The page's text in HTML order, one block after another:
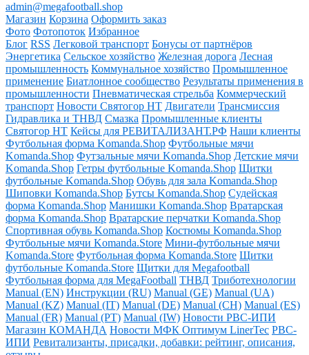
admin@megafootball.shop
Магазин Корзина Оформить заказ
Фото Фотопоток Избранное
Блог RSS Легковой транспорт Бонусы от партнёров
Энергетика Сельское хозяйство Железная дорога Лесная
промышленность Коммунальное хозяйство Промышленное
применение Биатлонное сообщество Результаты применения в
промышленности Пневматическая стрельба Коммерческий
транспорт Новости Святогор НТ Двигатели Трансмиссия
Гидравлика и ТНВД Смазка Промышленные клиенты
Святогор НТ Кейсы для РЕВИТАЛИЗАНТ.РФ Наши клиенты
Футбольная форма Komanda.Shop Футбольные мячи
Komanda.Shop Футзальные мячи Komanda.Shop Детские мячи
Komanda.Shop Гетры футбольные Komanda.Shop Щитки
футбольные Komanda.Shop Обувь для зала Komanda.Shop
Шиповки Komanda.Shop Бутсы Komanda.Shop Судейская
форма Komanda.Shop Манишки Komanda.Shop Вратарская
форма Komanda.Shop Вратарские перчатки Komanda.Shop
Спортивная обувь Komanda.Shop Костюмы Komanda.Shop
Футбольные мячи Komanda.Store Мини-футбольные мячи
Komanda.Store Футбольная форма Komanda.Store Щитки
футбольные Komanda.Store Щитки для Megafootball
Футбольная форма для MegaFootball ТНВД Триботехнологии
Manual (EN) Инструкции (RU) Manual (GE) Manual (UA)
Manual (KZ) Manual (IT) Manual (DE) Manual (CH) Manual (ES)
Manual (FR) Manual (PT) Manual (IW) Новости РВС-ИПИ
Магазин КОМАНДА Новости МФК Оптимум LinerTec РВС-
ИПИ Ревитализанты, присадки, добавки: рейтинг, описания,